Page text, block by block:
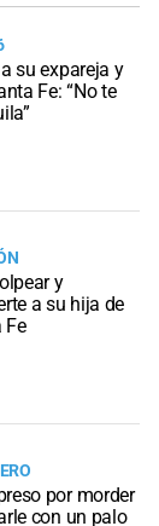
su expareja y
Fe: “No te
y
a su hija de
Fe
por morder
con un palo